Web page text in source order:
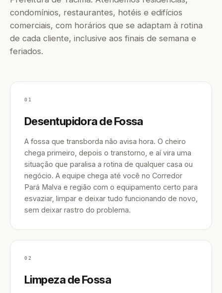
condomínios, restaurantes, hotéis e edifícios
comerciais, com horários que se adaptam à rotina
de cada cliente, inclusive aos finais de semana e
feriados.
01
Desentupidora de Fossa
A fossa que transborda não avisa hora. O cheiro
chega primeiro, depois o transtorno, e aí vira uma
situação que paralisa a rotina de qualquer casa ou
negócio. A equipe chega até você no Corredor
Pará Malva e região com o equipamento certo para
esvaziar, limpar e deixar tudo funcionando de novo,
sem deixar rastro do problema.
02
Limpeza de Fossa